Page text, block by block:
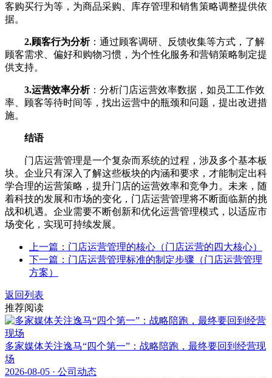
客购买行为等，为商品采购、库存管理和销售策略调整提供依
据。
2.顾客行为分析：通过顾客调研、反馈收集等方式，了解
顾客需求、偏好和购物习惯，为个性化服务和营销策略制定提
供支持。
3.运营效率分析：分析门店运营效率数据，如员工工作效
率、顾客等待时间等，找出运营中的瓶颈和问题，提出改进措
施。
结语
门店运营管理是一个复杂而系统的过程，涉及多个基本板
块。企业只有深入了解这些板块的内涵和要求，才能制定出科
学合理的运营策略，提升门店的运营效率和竞争力。未来，随
着科技的发展和市场的变化，门店运营管理将不断面临新的挑
战和机遇。企业需要不断创新和优化运营管理模式，以适应市
场变化，实现可持续发展。
上一篇：门店运营管理的核心（门店运营的四大核心）
下一篇：门店运营管理标准的制定步骤（门店运营管理
方案）
返回列表
推荐阅读
多家媒体关注逸马“四个第一”：战略陪跑，最终要回到经营现
场
2026-08-05 · 公司动态